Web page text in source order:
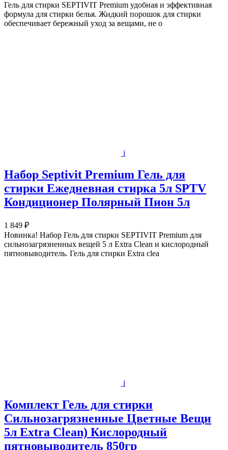
Гель для стирки SEPTIVIT Premium удобная и эффективная
формула для стирки белья. Жидкий порошок для стирки
обеспечивает бережный уход за вещами, не о
i
Набор Septivit Premium Гель для
стирки Ежедневная стирка 5л SPTV
Кондиционер Полярный Пион 5л
1 849 ₽
Новинка! Набор Гель для стирки SEPTIVIT Premium для
сильнозагрязненных вещей 5 л Extra Clean и кислородный
пятновыводитель. Гель для стирки Extra clea
i
Комплект Гель для стирки
Сильнозагрязненные Цветные Вещи
5л Extra Clean) Кислородный
пятновыводитель 850гр